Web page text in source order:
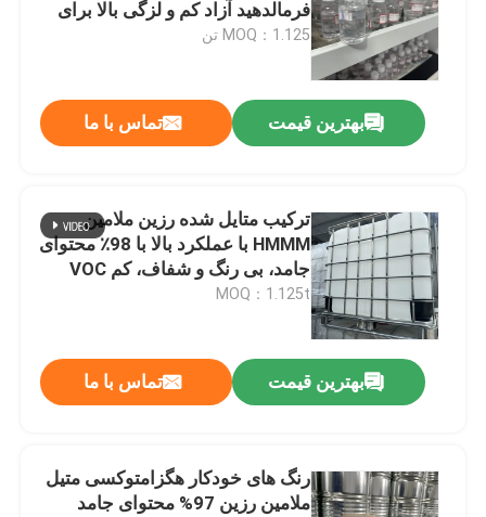
فرمالدهید آزاد کم و لزگی بالا برای
پوشش
MOQ：1.125 تن
بهترین قیمت تماس با ما
ترکیب متایل شده رزین ملامین
HMMM با عملکرد بالا با 98٪ محتوای
جامد، بی رنگ و شفاف، کم VOC
برای پوشش های صنعتی
MOQ：1.125t
بهترین قیمت تماس با ما
رنگ های خودکار هگزامتوکسی متیل
ملامین رزین 97% محتوای جامد